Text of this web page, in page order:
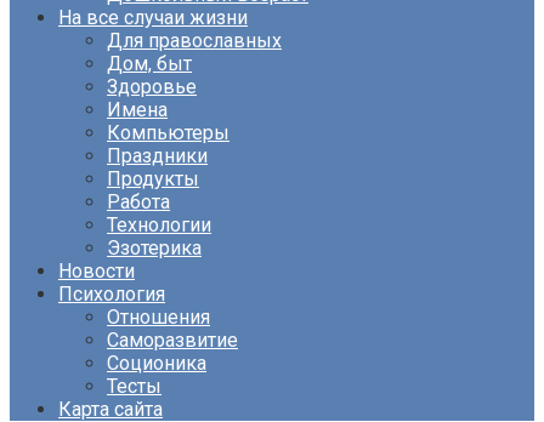
На все случаи жизни
Для православных
Дом, быт
Здоровье
Имена
Компьютеры
Праздники
Продукты
Работа
Технологии
Эзотерика
Новости
Психология
Отношения
Саморазвитие
Соционика
Тесты
Карта сайта